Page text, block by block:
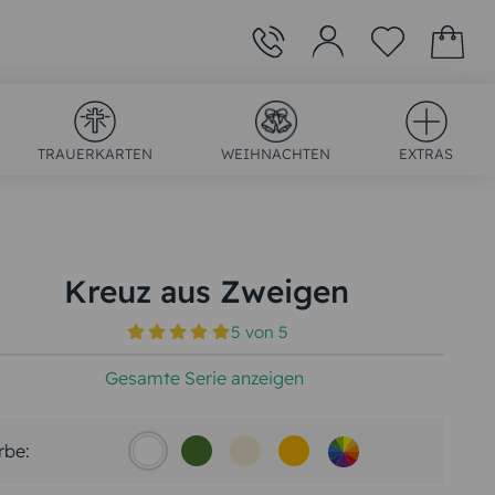
TRAUERKARTEN WEIHNACHTEN EXTRAS
Kreuz aus Zweigen
5 von5
Gesamte Serie anzeigen